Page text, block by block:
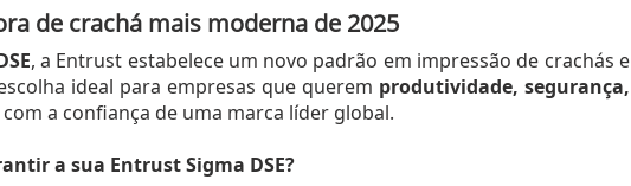
de crachá mais moderna de 2025
, a Entrust estabelece um novo padrão em impressão de crachás e
ideal para empresas que querem produtividade, segurança,
com a confiança de uma marca líder global.
a sua Entrust Sigma DSE?